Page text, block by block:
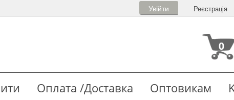
Реєстрація
Увійти
0
Оплата /Доставка Оптовикам